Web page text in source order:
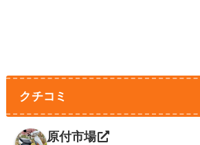
クチコミ
原付市場